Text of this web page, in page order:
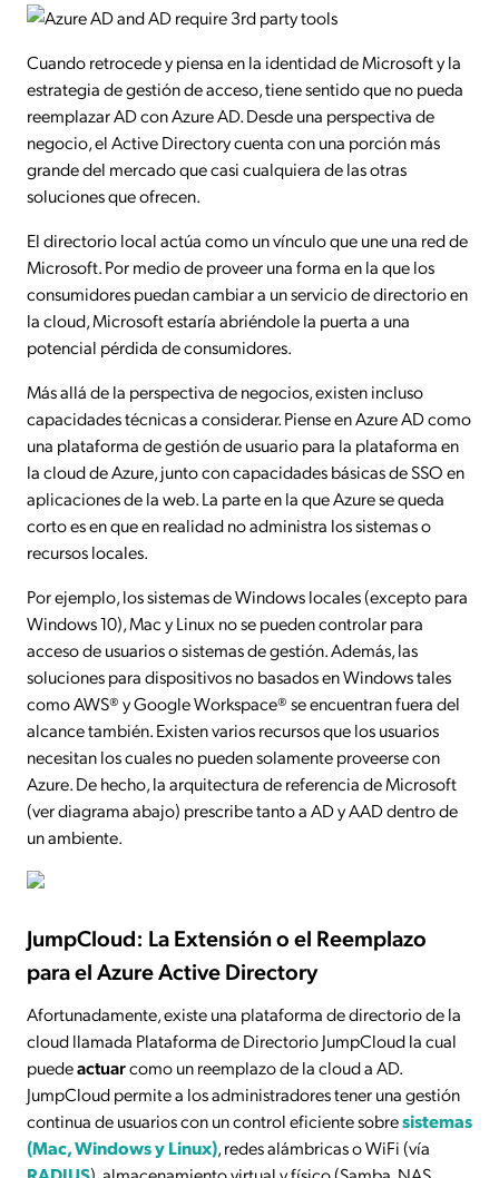
Cuando retrocede y piensa en la identidad de Microsoft y la
estrategia de gestión de acceso, tiene sentido que no pueda
reemplazar AD con Azure AD. Desde una perspectiva de
negocio, el Active Directory cuenta con una porción más
grande del mercado que casi cualquiera de las otras
soluciones que ofrecen.
El directorio local actúa como un vínculo que une una red de
Microsoft. Por medio de proveer una forma en la que los
consumidores puedan cambiar a un servicio de directorio en
la cloud, Microsoft estaría abriéndole la puerta a una
potencial pérdida de consumidores.
Más allá de la perspectiva de negocios, existen incluso
capacidades técnicas a considerar. Piense en Azure AD como
una plataforma de gestión de usuario para la plataforma en
la cloud de Azure, junto con capacidades básicas de SSO en
aplicaciones de la web. La parte en la que Azure se queda
corto es en que en realidad no administra los sistemas o
recursos locales.
Por ejemplo, los sistemas de Windows locales (excepto para
Windows 10), Mac y Linux no se pueden controlar para
acceso de usuarios o sistemas de gestión. Además, las
soluciones para dispositivos no basados en Windows tales
como AWS® y Google Workspace® se encuentran fuera del
alcance también. Existen varios recursos que los usuarios
necesitan los cuales no pueden solamente proveerse con
Azure. De hecho, la arquitectura de referencia de Microsoft
(ver diagrama abajo) prescribe tanto a AD y AAD dentro de
un ambiente.
JumpCloud: La Extensión o el Reemplazo
para el Azure Active Directory
Afortunadamente, existe una plataforma de directorio de la
cloud llamada Plataforma de Directorio JumpCloud la cual
puedeactuarcomo un reemplazo de la cloud a AD.
JumpCloud permite a los administradores tener una gestión
continua de usuarios con un control eficiente sobresistemas
(Mac, Windows y Linux), redes alámbricas o WiFi (vía